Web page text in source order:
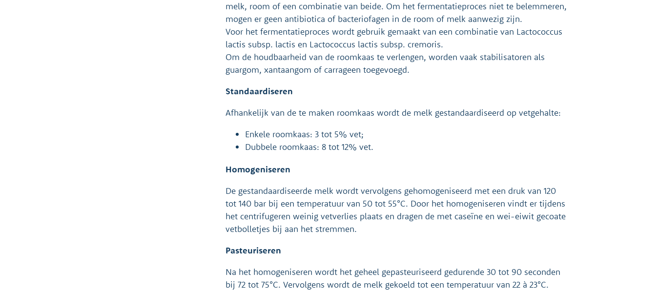
melk, room of een combinatie van beide. Om het fermentatieproces niet te belemmeren,
mogen er geen antibiotica of bacteriofagen in de room of melk aanwezig zijn.
Voor het fermentatieproces wordt gebruik gemaakt van een combinatie van Lactococcus
lactis subsp. lactis en Lactococcus lactis subsp. cremoris.
Om de houdbaarheid van de roomkaas te verlengen, worden vaak stabilisatoren als
guargom, xantaangom of carrageen toegevoegd.
Standaardiseren
Afhankelijk van de te maken roomkaas wordt de melk gestandaardiseerd op vetgehalte:
Enkele roomkaas: 3 tot 5% vet;
Dubbele roomkaas: 8 tot 12% vet.
Homogeniseren
De gestandaardiseerde melk wordt vervolgens gehomogeniseerd met een druk van 120
tot 140 bar bij een temperatuur van 50 tot 55°C. Door het homogeniseren vindt er tijdens
het centrifugeren weinig vetverlies plaats en dragen de met caseïne en wei-eiwit gecoate
vetbolletjes bij aan het stremmen.
Pasteuriseren
Na het homogeniseren wordt het geheel gepasteuriseerd gedurende 30 tot 90 seconden
bij 72 tot 75°C. Vervolgens wordt de melk gekoeld tot een temperatuur van 22 à 23°C.